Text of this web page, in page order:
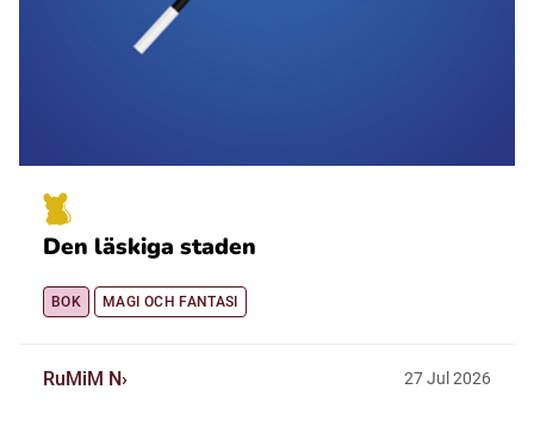
Den läskiga staden
BOK MAGI OCH FANTASI
RuMiM N 27Jul2026